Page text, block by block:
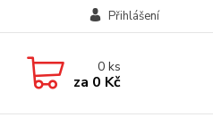
Přihlášení
0ks
za 0 Kč